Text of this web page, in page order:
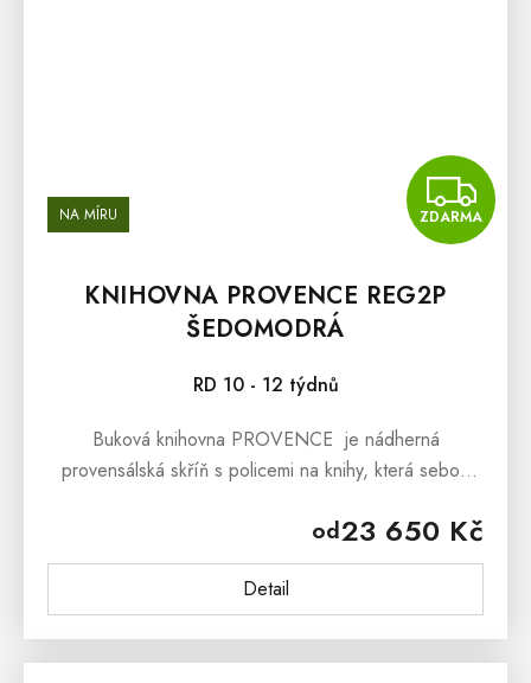
NA MÍRU ZDARMA
KNIHOVNA PROVENCE REG2P
ŠEDOMODRÁ
RD 10 - 12 týdnů
od23 650 Kč
Detail
Buková knihovna PROVENCE je nádherná
provensálská skříň s policemi na knihy, která sebou
knihovna PROVENCE je vyrobena z...